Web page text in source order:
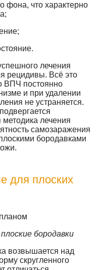
фона, что характерно
лечения
рецидивы. Всё это
ВПЧ постоянно
и при удалении
не устраняется.
лечения
самозаражения
бородавками
для плоских
бородавки
возвышается над
скругленного